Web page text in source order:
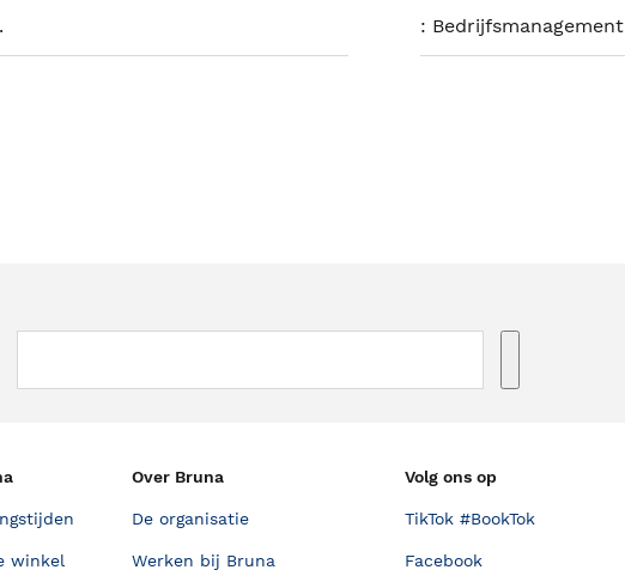
: Bedrijfsmanagement
winkel
Over Bruna
De organisatie
Werken bij Bruna
Volg ons op
TikTok #BookTok
Facebook